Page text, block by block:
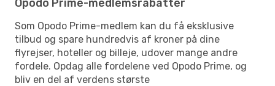
Opodo Prime-medlemsrabatter
Som Opodo Prime-medlem kan du få eksklusive
tilbud og spare hundredvis af kroner på dine
flyrejser, hoteller og billeje, udover mange andre
fordele. Opdag alle fordelene ved Opodo Prime, og
bliv en del af verdens største